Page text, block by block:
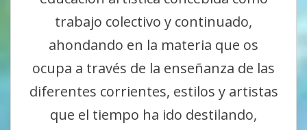
trabajo colectivo y continuado,
ahondando en la materia que os
ocupa a través de la enseñanza de las
diferentes corrientes, estilos y artistas
que el tiempo ha ido destilando,